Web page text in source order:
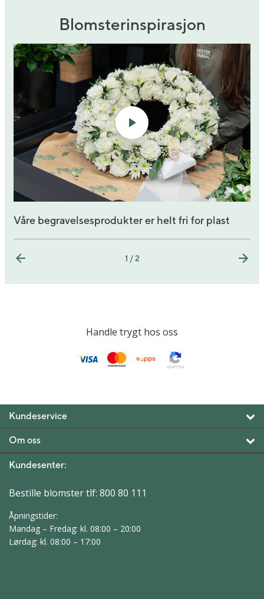
Blomsterinspirasjon
Våre begravelsesprodukter er helt fri for plast
1 / 2
Handle trygt hos oss
Kundeservice
Om oss
Kundesenter:
Bestille blomster tlf: 800 80 111
Åpningstider:
Mandag – Fredag: kl. 08:00 – 20:00
Lørdag: kl. 08:00 – 17:00